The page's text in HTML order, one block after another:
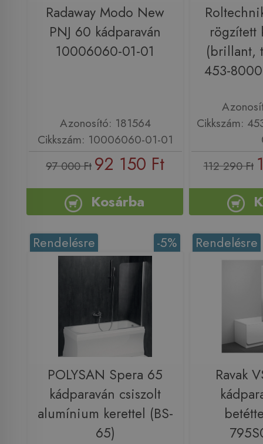
Radaway Modo New
PNJ 60 kádparaván
10006060-01-01
Azonosító: 181564
Cikkszám: 10006060-01-01
97 000 Ft 92 150 Ft
Kosárba
rögzített
(brillant,
453-
Cikkszám:
112 290 Ft
-5%
Rendelésre
POLYSAN Spera 65
kádparaván csiszolt
alumínium kerettel (BS-
65)
Rendelésre
Ravak